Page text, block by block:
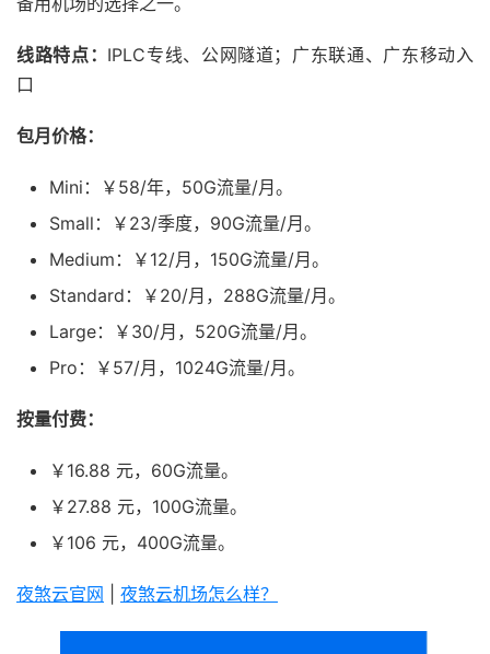
线路特点： IPLC专线、公网隧道；广东联通、广东移动入
口
包月价格：
Mini：￥58/年，50G流量/月。
Small：￥23/季度，90G流量/月。
Medium：￥12/月，150G流量/月。
Standard：￥20/月，288G流量/月。
Large：￥30/月，520G流量/月。
Pro：￥57/月，1024G流量/月。
按量付费：
￥16.88 元，60G流量。
￥27.88 元，100G流量。
￥106 元，400G流量。
夜煞云官网 夜煞云机场怎么样？